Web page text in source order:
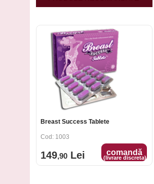
149,90Lei comandă
Crema Breast Success
Cod: 1005
129,90 Lei comandă
(livrare discreta)